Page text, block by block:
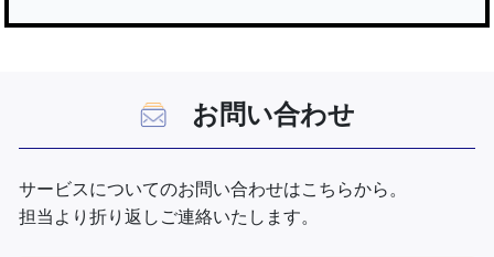
お問い合わせ
サービスについてのお問い合わせはこちらから。
担当より折り返しご連絡いたします。